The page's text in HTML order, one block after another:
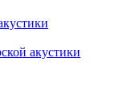
акустики